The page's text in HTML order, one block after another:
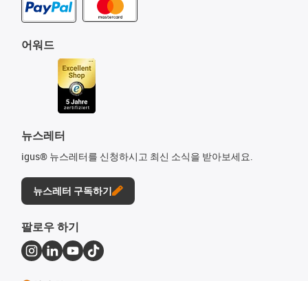
어워드
뉴스레터
igus® 뉴스레터를 신청하시고 최신 소식을 받아보세요.
뉴스레터 구독하기
팔로우 하기